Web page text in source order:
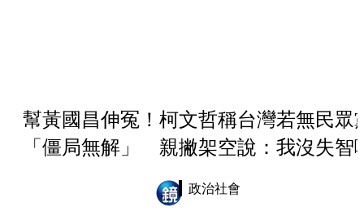
幫黃國昌伸冤！柯文哲稱台灣若無民眾
「僵局無解」 親撇架空說：我沒失智
政治社會